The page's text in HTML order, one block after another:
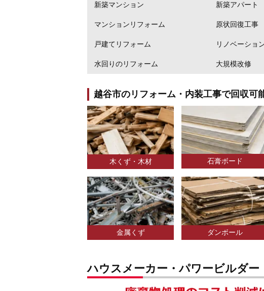
新築マンション 新築アパート
マンションリフォーム 原状回復工事
戸建てリフォーム リノベーショ
水回りのリフォーム 大規模改修
越谷市のリフォーム・内装工事で回収可
木くず・木材 石膏ボード
金属くず ダンボール
ハウスメーカー・パワービルダー